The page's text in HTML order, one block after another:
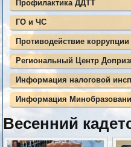
Профилактика ДДТТ
ГО и ЧС
Противодействие коррупции
Региональный Центр
Информация налоговой
Информация
Весенний